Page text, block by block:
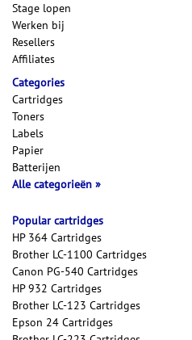
Stage lopen
Werken bij
Resellers
Affiliates
Categories
Cartridges
Toners
Labels
Papier
Batterijen
Alle categorieën
Popular cartridges
HP 364 Cartridges
Brother LC-1100 Cartridges
Canon PG-540 Cartridges
HP 932 Cartridges
Brother LC-123 Cartridges
Epson 24 Cartridges